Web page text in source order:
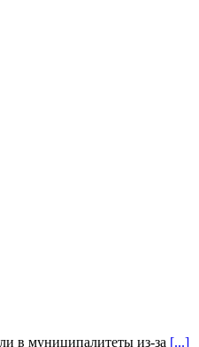
в муниципалитеты из-за [...]